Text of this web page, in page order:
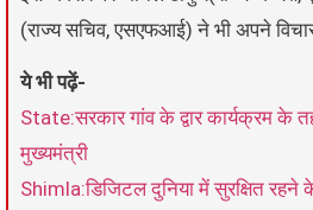
(राज्य सचिव, एसएफआई) ने भी अपने
ये भी पढ़ें-
State:सरकार गांव के द्वार कार्यक्रम के
मुख्यमंत्री
Shimla:डिजिटल दुनिया में सुरक्षित रहने